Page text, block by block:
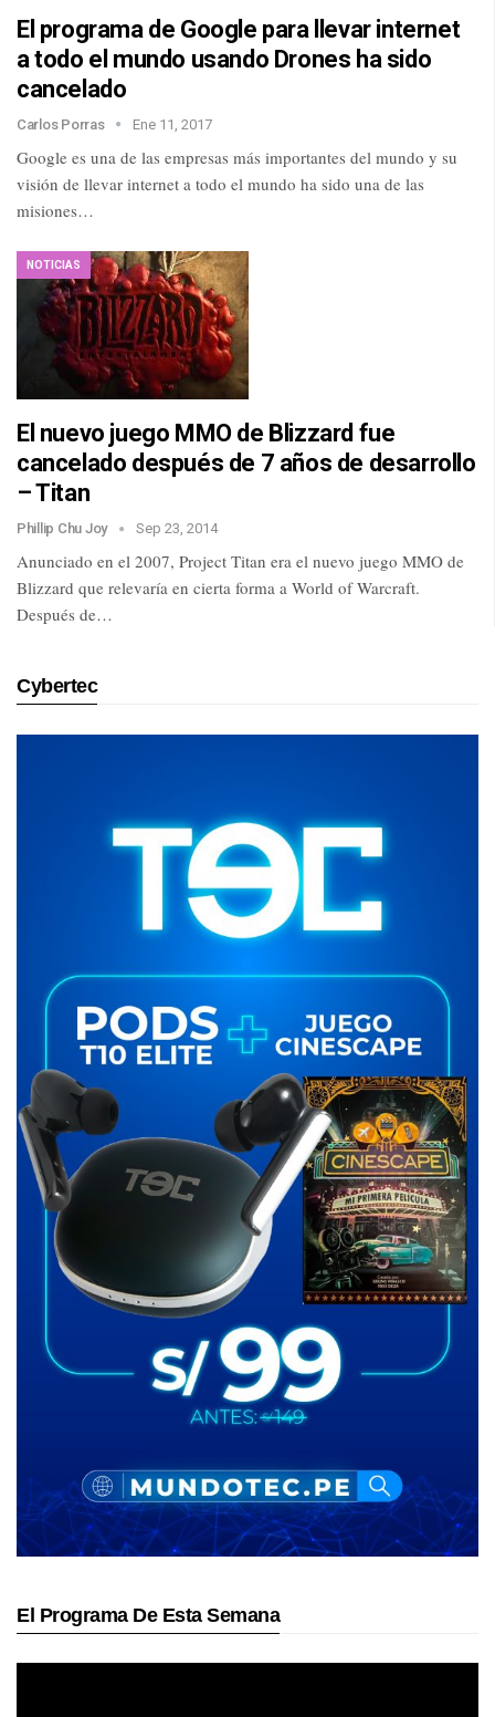
El programa de Google para llevar internet
a todo el mundo usando Drones ha sido
cancelado
Carlos Porras Ene 11, 2017
Google es una de las empresas más importantes del mundo y su
visión de llevar internet a todo el mundo ha sido una de las
misiones…
NOTICIAS
El nuevo juego MMO de Blizzard fue
cancelado después de 7 años de desarrollo
– Titan
Phillip Chu Joy Sep 23, 2014
Anunciado en el 2007, Project Titan era el nuevo juego MMO de
Blizzard que relevaría en cierta forma a World of Warcraft.
Después de…
Cybertec
El Programa De Esta Semana